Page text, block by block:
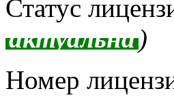
Статус
актуальна )
Номер